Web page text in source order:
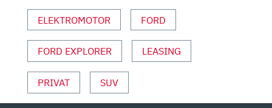
|
ELECTRIC“
YOUTUBE
ANZEIGEN
ELEKTROMOTOR FORD
FORD EXPLORER LEASING
PRIVAT SUV